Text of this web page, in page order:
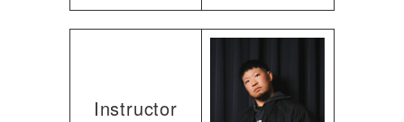
Instructor